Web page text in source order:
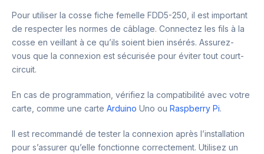
Pour utiliser la cosse fiche femelle FDD5-250, il est important
de respecter les normes de câblage. Connectez les fils à la
cosse en veillant à ce qu’ils soient bien insérés. Assurez-
vous que la connexion est sécurisée pour éviter tout court-
circuit.
En cas de programmation, vérifiez la compatibilité avec votre
carte, comme une carte Arduino Uno ou Raspberry Pi.
Il est recommandé de tester la connexion après l’installation
pour s’assurer qu’elle fonctionne correctement. Utilisez un